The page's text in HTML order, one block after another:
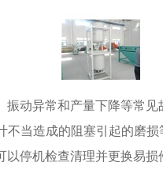
动异常和产量下降等常
当造成的阻塞引起的磨
停机检查清理并更换易